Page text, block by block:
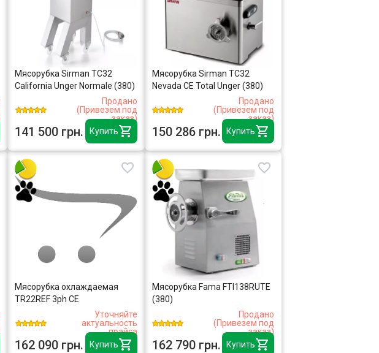
Купить
Мясорубка Sirman TC32
California Unger Normale (380)
Продано
(Привезем под
заказ)
141 500 грн. Купить
Мясорубка Sirman TC32
Nevada CE Total Unger (380)
Продано
(Привезем под
заказ)
150 286 грн.
Купить
Мясорубка охлаждаемая
TR22REF 3ph CE
Уточняйте
актуальность
прайса
162 090 грн. Купить
Мясорубка Fama FTI138RUTE
(380)
Продано
(Привезем под
заказ)
162 790 грн.